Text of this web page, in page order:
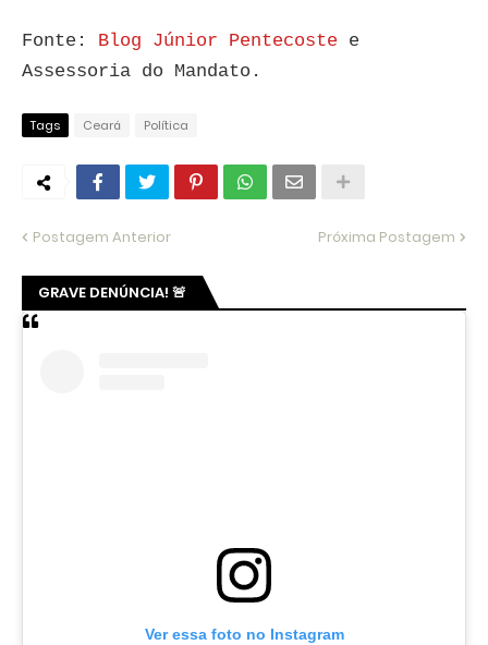
Fonte: Blog Júnior Pentecoste e
Assessoria do Mandato.
Tags Ceará Política
Postagem Anterior Próxima Postagem
GRAVE DENÚNCIA! 🚨
Ver essa foto no Instagram